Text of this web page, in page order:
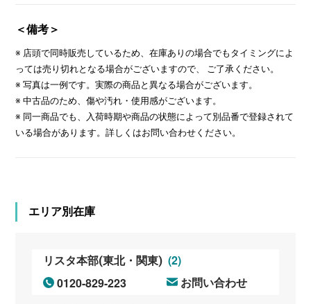
＜備考＞
※ 店頭で同時販売しているため、在庫ありの場合でもタイミングによ
っては売り切れとなる場合がございますので、 ご了承ください。
※ 写真は一例です。実際の商品と異なる場合がございます。
※ 中古品のため、傷や汚れ・使用感がございます。
※ 同一商品でも、入荷時期や商品の状態によって別品番で登録されて
いる場合があります。詳しくはお問い合わせください。
エリア別在庫
リスタ本部(東北・関東) (2)
0120-829-223
お問い合わせ